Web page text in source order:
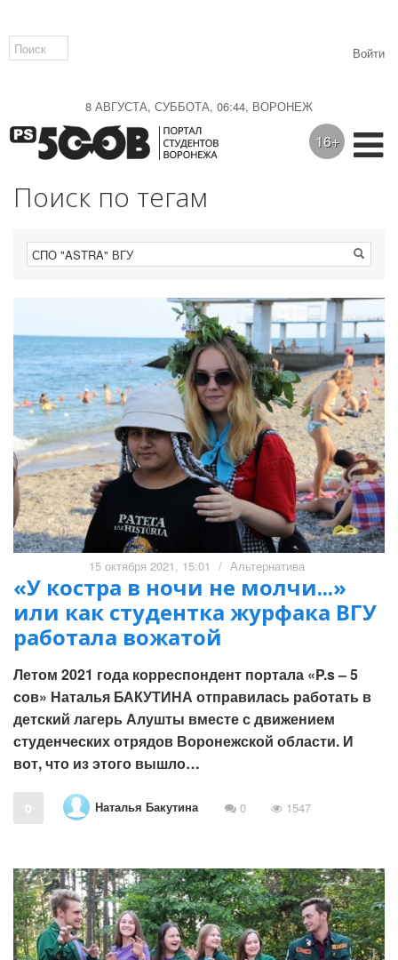
8 АВГУСТА, СУББОТА, 06:44, ВОРОНЕЖ
Войти
16+
Поиск по тегам
15 октября 2021, 15:01 / Альтернатива
«У костра в ночи не молчи...»
или как студентка журфака ВГУ
работала вожатой
Летом 2021 года корреспондент портала «P.s – 5
сов» Наталья БАКУТИНА отправилась работать в
детский лагерь Алушты вместе с движением
студенческих отрядов Воронежской области. И
вот, что из этого вышло…
0 Наталья Бакутина 0 1547